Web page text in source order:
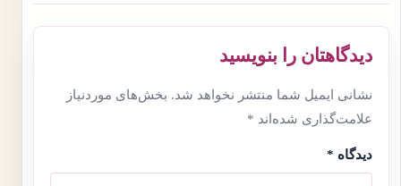
دیدگاهتان را بنویسید
نشانی ایمیل شما منتشر نخواهد شد. بخش‌های موردنیاز
علامت‌گذاری شده‌اند *
دیدگاه *